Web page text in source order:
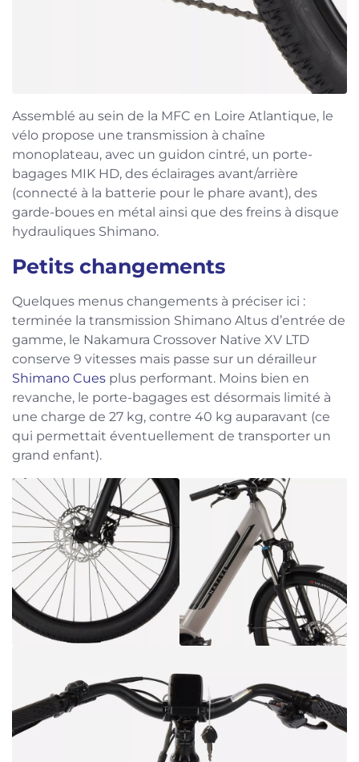
Assemblé au sein de la MFC en Loire Atlantique, le
vélo propose une transmission à chaîne
monoplateau, avec un guidon cintré, un porte-
bagages MIK HD, des éclairages avant/arrière
(connecté à la batterie pour le phare avant), des
garde-boues en métal ainsi que des freins à disque
hydrauliques Shimano.
Petits changements
Quelques menus changements à préciser ici :
terminée la transmission Shimano Altus d’entrée de
gamme, le Nakamura Crossover Native XV LTD
conserve 9 vitesses mais passe sur un dérailleur
Shimano Cues plus performant. Moins bien en
revanche, le porte-bagages est désormais limité à
une charge de 27 kg, contre 40 kg auparavant (ce
qui permettait éventuellement de transporter un
grand enfant).